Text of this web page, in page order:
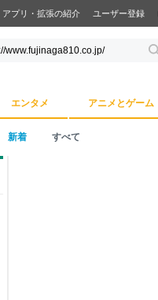
アプリ・拡張の紹介 ユーザー登録
エンタメ アニメとゲーム
新着 すべて